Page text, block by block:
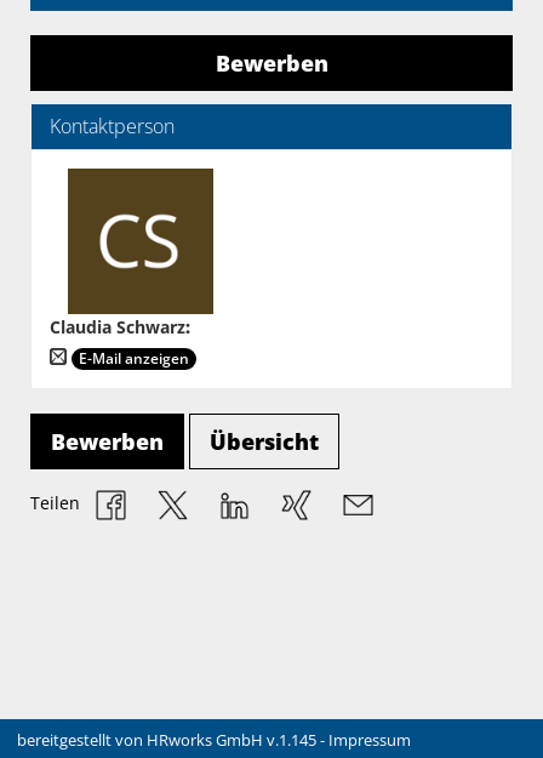
Bewerben
Kontaktperson
Claudia Schwarz:
E-Mail anzeigen
Bewerben Übersicht
Teilen
bereitgestellt von HRworks GmbH v.1.145 - Impressum